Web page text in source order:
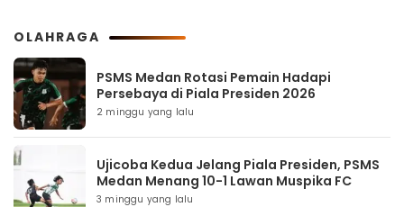
OLAHRAGA
PSMS Medan Rotasi Pemain Hadapi
Persebaya di Piala Presiden 2026
2 minggu yang lalu
Ujicoba Kedua Jelang Piala Presiden, PSMS
Medan Menang 10-1 Lawan Muspika FC
3 minggu yang lalu